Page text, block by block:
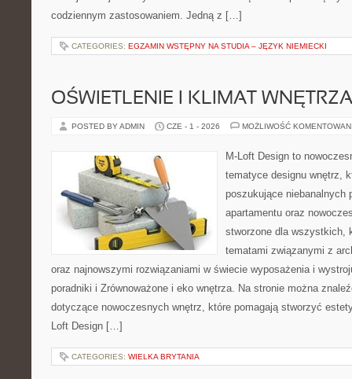
codziennym zastosowaniem. Jedną z […]
CATEGORIES: EGZAMIN WSTĘPNY NA STUDIA – JĘZYK NIEMIECKI
OŚWIETLENIE I KLIMAT WNĘTRZA
POSTED BY ADMIN CZE - 1 - 2026 MOŻLIWOŚĆ
M-Loft Design to
tematyce designu wnętrz,
poszukujące niebanalnych
apartamentu oraz
stworzone dla wszystkich,
tematami związanymi z
oraz najnowszymi rozwiązaniami w świecie wyposażenia i
poradniki i Zrównoważone i eko wnętrza. Na stronie można
dotyczące nowoczesnych wnętrz, które pomagają stworzyć
Loft Design […]
CATEGORIES: WIELKA BRYTANIA